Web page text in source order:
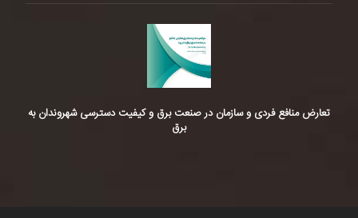
تعارض منافع فردی و سازمان در صنعت برق و کیفیت دسترسی شهروندان به
برق